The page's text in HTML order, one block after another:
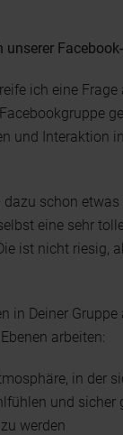
unserer
ich eine Frage
und Interaktion
dazu schon etwas
eine sehr
ist nicht riesig,
in Deiner Gruppe
arbeiten:
in der
und sicher
werden